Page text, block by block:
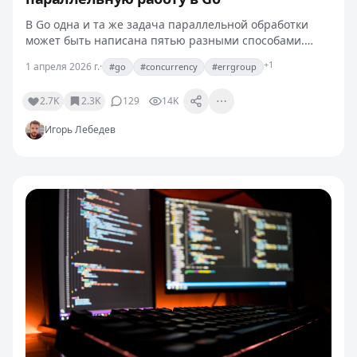
В Go одна и та же задача параллельной обработки
может быть написана пятью разными способами.
Каналы, WaitGroup, errgroup, semaphore, fan-out/fan-
in. Когда ревьюешь чужой код, часто видишь все
1 апреля 2026 г.· #go #concurrency #errgroup +1
2.7K 2.3K 129 14K
Игорь Лебедев